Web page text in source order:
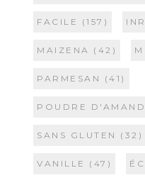
FACILE (157)
MAIZENA (42)
PARMESAN (41)
POUDRE
SANS GLUTEN (32)
VANILLE (47)